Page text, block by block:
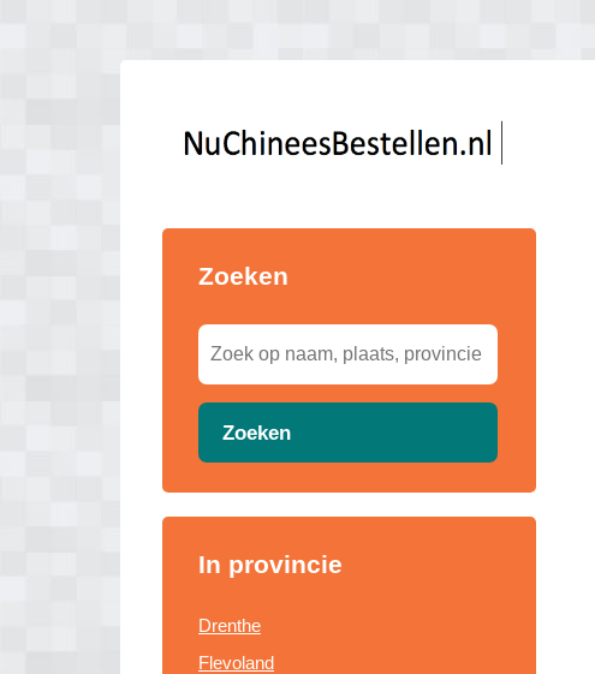
Zoeken
Zoeken
In provincie
Drenthe
Flevoland